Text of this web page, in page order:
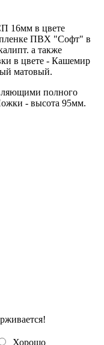
16мм в цвете
ПВХ "Софт" в
а также
в цвете - Кашемир
матовый.
полного
- высота 95мм.
Хорошо